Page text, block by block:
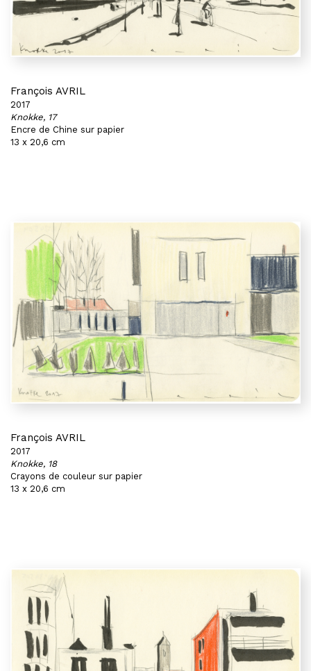
François AVRIL
2017
Knokke, 17
Encre de Chine sur papier
13 x 20,6 cm
François AVRIL
2017
Knokke, 18
Crayons de couleur sur papier
13 x 20,6 cm